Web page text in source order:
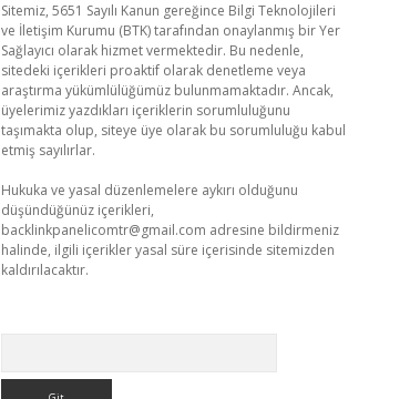
Sitemiz, 5651 Sayılı Kanun gereğince Bilgi Teknolojileri
ve İletişim Kurumu (BTK) tarafından onaylanmış bir Yer
Sağlayıcı olarak hizmet vermektedir. Bu nedenle,
sitedeki içerikleri proaktif olarak denetleme veya
araştırma yükümlülüğümüz bulunmamaktadır. Ancak,
üyelerimiz yazdıkları içeriklerin sorumluluğunu
taşımakta olup, siteye üye olarak bu sorumluluğu kabul
etmiş sayılırlar.
Hukuka ve yasal düzenlemelere aykırı olduğunu
düşündüğünüz içerikleri,
backlinkpanelicomtr@gmail.com adresine bildirmeniz
halinde, ilgili içerikler yasal süre içerisinde sitemizden
kaldırılacaktır.